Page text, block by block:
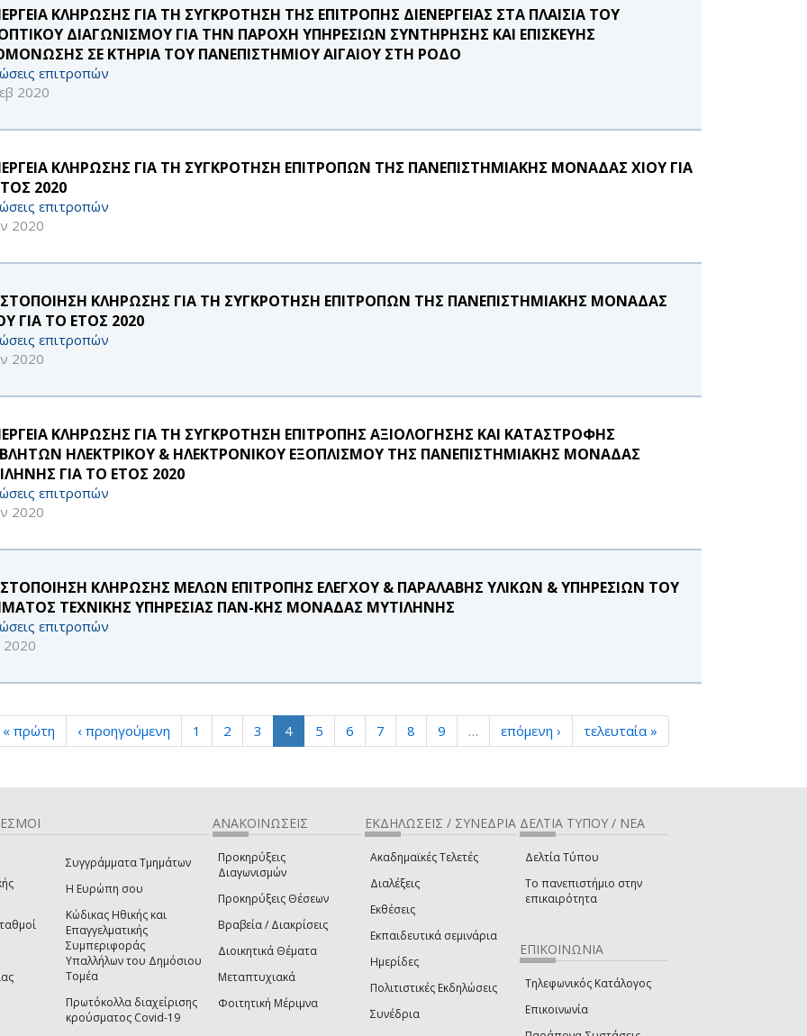
ΚΛΗΡΩΣΗΣ ΓΙΑ ΤΗ ΣΥΓΚΡΟΤΗΣΗ ΤΗΣ ΕΠΙΤΡΟΠΗΣ ΔΙΕΝΕΡΓΕΙΑΣ ΣΤΑ ΠΛΑΙΣΙΑ ΤΟΥ
ΔΙΑΓΩΝΙΣΜΟΥ ΓΙΑ ΤΗΝ ΠΑΡΟΧΗ ΥΠΗΡΕΣΙΩΝ ΣΥΝΤΗΡΗΣΗΣ ΚΑΙ ΕΠΙΣΚΕΥΗΣ
ΣΕ ΚΤΗΡΙΑ ΤΟΥ ΠΑΝΕΠΙΣΤΗΜΙΟΥ ΑΙΓΑΙΟΥ ΣΤΗ ΡΟΔΟ
επιτροπών
2020
ΚΛΗΡΩΣΗΣ ΓΙΑ ΤΗ ΣΥΓΚΡΟΤΗΣΗ ΕΠΙΤΡΟΠΩΝ ΤΗΣ ΠΑΝΕΠΙΣΤΗΜΙΑΚΗΣ ΜΟΝΑΔΑΣ ΧΙΟΥ ΓΙΑ
2020
επιτροπών
2020
ΚΛΗΡΩΣΗΣ ΓΙΑ ΤΗ ΣΥΓΚΡΟΤΗΣΗ ΕΠΙΤΡΟΠΩΝ ΤΗΣ ΠΑΝΕΠΙΣΤΗΜΙΑΚΗΣ ΜΟΝΑΔΑΣ
ΓΙΑ ΤΟ ΕΤΟΣ 2020
επιτροπών
2020
ΚΛΗΡΩΣΗΣ ΓΙΑ ΤΗ ΣΥΓΚΡΟΤΗΣΗ ΕΠΙΤΡΟΠΗΣ ΑΞΙΟΛΟΓΗΣΗΣ ΚΑΙ ΚΑΤΑΣΤΡΟΦΗΣ
ΗΛΕΚΤΡΙΚΟΥ & ΗΛΕΚΤΡΟΝΙΚΟΥ ΕΞΟΠΛΙΣΜΟΥ ΤΗΣ ΠΑΝΕΠΙΣΤΗΜΙΑΚΗΣ ΜΟΝΑΔΑΣ
ΓΙΑ ΤΟ ΕΤΟΣ 2020
επιτροπών
2020
ΚΛΗΡΩΣΗΣ ΜΕΛΩΝ ΕΠΙΤΡΟΠΗΣ ΕΛΕΓΧΟΥ & ΠΑΡΑΛΑΒΗΣ ΥΛΙΚΩΝ & ΥΠΗΡΕΣΙΩΝ ΤΟΥ
ΤΕΧΝΙΚΗΣ ΥΠΗΡΕΣΙΑΣ ΠΑΝ-ΚΗΣ ΜΟΝΑΔΑΣ ΜΥΤΙΛΗΝΗΣ
επιτροπών
2020
« πρώτη ‹ προηγούμενη 1 2 3 4 5 6 7 8 9 … επόμενη › τελευταία »
Συγγράμματα Τμημάτων
Η Ευρώπη σου
Κώδικας Ηθικής και
Επαγγελματικής
Συμπεριφοράς
Υπαλλήλων του Δημόσιου
Τομέα
Πρωτόκολλα διαχείρισης
κρούσματος Covid-19
ΑΝΑΚΟΙΝΩΣΕΙΣ
Προκηρύξεις
Διαγωνισμών
Προκηρύξεις Θέσεων
Βραβεία / Διακρίσεις
Διοικητικά Θέματα
Μεταπτυχιακά
Φοιτητική Μέριμνα
ΕΚΔΗΛΩΣΕΙΣ / ΣΥΝΕΔΡΙΑ
Ακαδημαϊκές Τελετές
Διαλέξεις
Εκθέσεις
Εκπαιδευτικά σεμινάρια
Ημερίδες
Πολιτιστικές Εκδηλώσεις
Συνέδρια
ΔΕΛΤΙΑ ΤΥΠΟΥ / ΝΕΑ
Δελτία Τύπου
Το πανεπιστήμιο στην
επικαιρότητα
ΕΠΙΚΟΙΝΩΝΙΑ
Τηλεφωνικός Κατάλογος
Επικοινωνία